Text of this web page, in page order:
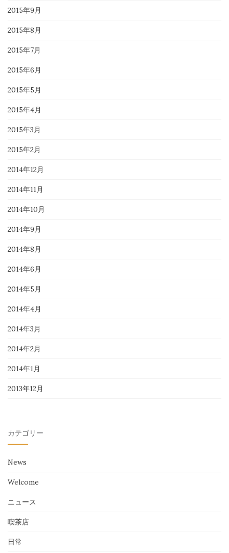
2015年9月
2015年8月
2015年7月
2015年6月
2015年5月
2015年4月
2015年3月
2015年2月
2014年12月
2014年11月
2014年10月
2014年9月
2014年8月
2014年6月
2014年5月
2014年4月
2014年3月
2014年2月
2014年1月
2013年12月
カテゴリー
News
Welcome
ニュース
喫茶店
日常